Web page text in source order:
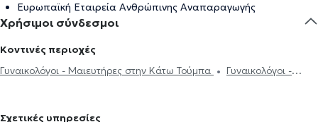
Ευρωπαϊκή Εταιρεία Ανθρώπινης Αναπαραγωγής
Χρήσιμοι σύνδεσμοι
Κοντινές περιοχές
Γυναικολόγοι - Μαιευτήρες στην Κάτω Τούμπα
Γυναικολόγοι -
Σχετικές υπηρεσίες